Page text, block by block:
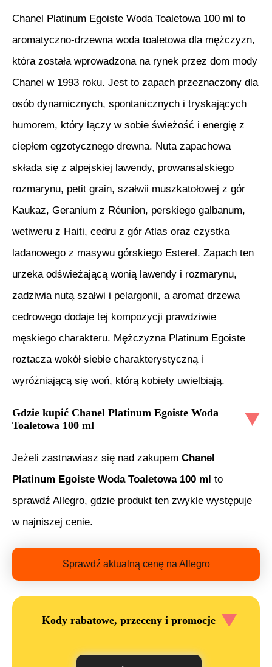
Chanel Platinum Egoiste Woda Toaletowa 100 ml to
aromatyczno-drzewna woda toaletowa dla mężczyzn,
która została wprowadzona na rynek przez dom mody
Chanel w 1993 roku. Jest to zapach przeznaczony dla
osób dynamicznych, spontanicznych i tryskających
humorem, który łączy w sobie świeżość i energię z
ciepłem egzotycznego drewna. Nuta zapachowa
składa się z alpejskiej lawendy, prowansalskiego
rozmarynu, petit grain, szałwii muszkatołowej z gór
Kaukaz, Geranium z Réunion, perskiego galbanum,
wetiweru z Haiti, cedru z gór Atlas oraz czystka
ladanowego z masywu górskiego Esterel. Zapach ten
urzeka odświeżającą wonią lawendy i rozmarynu,
zadziwia nutą szałwi i pelargonii, a aromat drzewa
cedrowego dodaje tej kompozycji prawdziwie
męskiego charakteru. Mężczyzna Platinum Egoiste
roztacza wokół siebie charakterystyczną i
wyróżniającą się woń, którą kobiety uwielbiają.
Gdzie kupić Chanel Platinum Egoiste Woda
Toaletowa 100 ml
Jeżeli zastnawiasz się nad zakupem Chanel
Platinum Egoiste Woda Toaletowa 100 ml to
sprawdź Allegro, gdzie produkt ten zwykle występuje
w najniszej cenie.
Sprawdź aktualną cenę na Allegro
Kody rabatowe, przeceny i promocje